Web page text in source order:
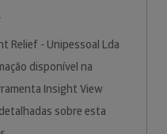
Relief - Unipessoal Lda
disponível na
Insight View
sobre esta